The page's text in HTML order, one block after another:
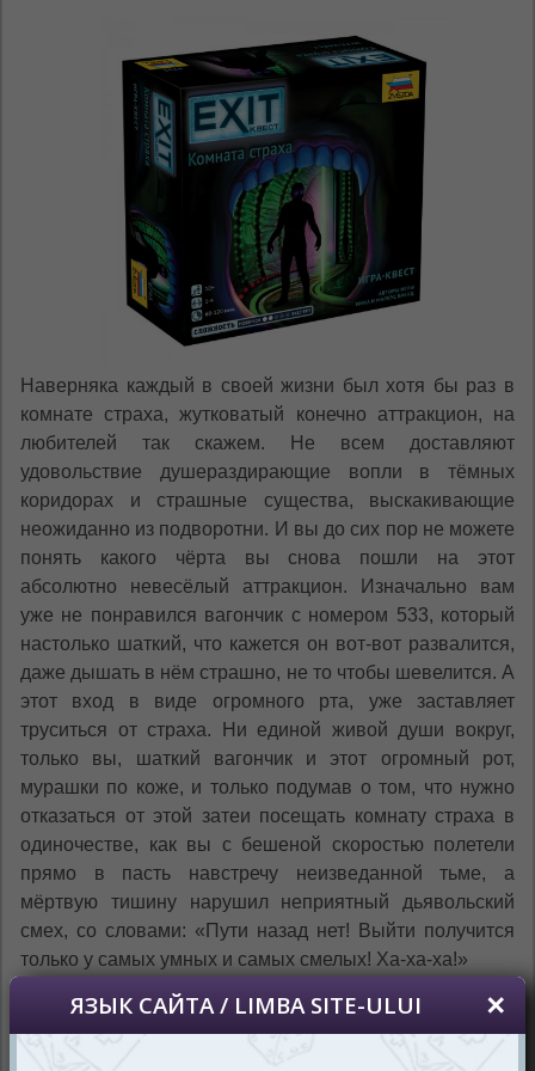
Наверняка каждый в своей жизни был хотя бы раз в
комнате страха, жутковатый конечно аттракцион, на
любителей так скажем. Не всем доставляют
удовольствие душераздирающие вопли в тёмных
коридорах и страшные существа, выскакивающие
неожиданно из подворотни. И вы до сих пор не можете
понять какого чёрта вы снова пошли на этот
абсолютно невесёлый аттракцион. Изначально вам
уже не понравился вагончик с номером 533, который
настолько шаткий, что кажется он вот-вот развалится,
даже дышать в нём страшно, не то чтобы шевелится. А
этот вход в виде огромного рта, уже заставляет
труситься от страха. Ни единой живой души вокруг,
только вы, шаткий вагончик и этот огромный рот,
мурашки по коже, и только подумав о том, что нужно
отказаться от этой затеи посещать комнату страха в
одиночестве, как вы с бешеной скоростью полетели
прямо в пасть навстречу неизведанной тьме, а
мёртвую тишину нарушил неприятный дьявольский
смех, со словами: «Пути назад нет! Выйти получится
только у самых умных и самых смелых! Ха-ха-ха!»
В настольной игре EXIT: Квест. Комната страха (EXIT:
просматривать наш сайт?
În ce limbă ați dori să vedeți site-ul nostru?
Беспокоим Вас только один раз, далее
сохраним Ваш выбор языка.
Vă vom deranja doar o singură dată, apoi vă
vom salva alegerea limbii.
Если вы хотите переключить язык
сайта, то это можно всегда сделать в
правом верхнем углу страницы.
Dacă doriți să schimbați limba site-ului, puteți
oricând să faceți asta în colțul din dreapta sus
al paginii.
RO RU